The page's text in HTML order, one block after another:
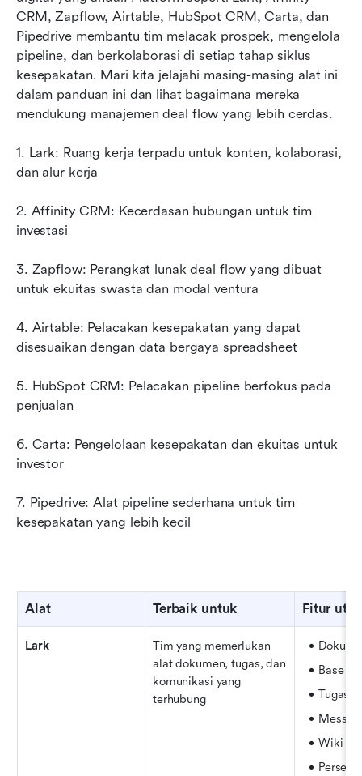
CRM, Zapflow, Airtable, HubSpot CRM, Carta, dan
Pipedrive membantu tim melacak prospek, mengelola
pipeline, dan berkolaborasi di setiap tahap siklus
kesepakatan. Mari kita jelajahi masing-masing alat ini
dalam panduan ini dan lihat bagaimana mereka
mendukung manajemen deal flow yang lebih cerdas.
1. Lark: Ruang kerja terpadu untuk konten, kolaborasi,
dan alur kerja
2. Affinity CRM: Kecerdasan hubungan untuk tim
investasi
3. Zapflow: Perangkat lunak deal flow yang dibuat
untuk ekuitas swasta dan modal ventura
4. Airtable: Pelacakan kesepakatan yang dapat
disesuaikan dengan data bergaya spreadsheet
5. HubSpot CRM: Pelacakan pipeline berfokus pada
penjualan
6. Carta: Pengelolaan kesepakatan dan ekuitas untuk
investor
7. Pipedrive: Alat pipeline sederhana untuk tim
kesepakatan yang lebih kecil
Alat Terbaik untuk Fitur
Lark
Tim yang memerlukan
alat dokumen, tugas, dan
komunikasi yang
terhubung
Base
Tugas
Wiki